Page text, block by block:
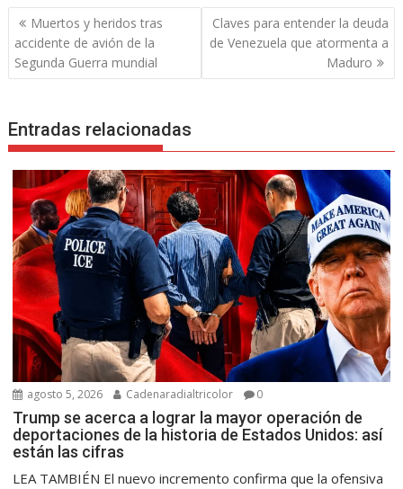
Navegación
de
entradas
Muertos y heridos tras
accidente de avión de la
Segunda Guerra mundial
Claves para entender la deuda
de Venezuela que atormenta a
Maduro
Entradas relacionadas
agosto 5, 2026 Cadenaradialtricolor 0
Trump se acerca a lograr la mayor operación de
deportaciones de la historia de Estados Unidos: así
están las cifras
LEA TAMBIÉN El nuevo incremento confirma que la ofensiva